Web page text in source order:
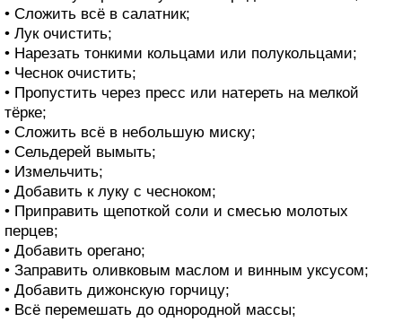
• Сложить всё в салатник;
• Лук очистить;
• Нарезать тонкими кольцами или полукольцами;
• Чеснок очистить;
• Пропустить через пресс или натереть на мелкой
тёрке;
• Сложить всё в небольшую миску;
• Сельдерей вымыть;
• Измельчить;
• Добавить к луку с чесноком;
• Приправить щепоткой соли и смесью молотых
перцев;
• Добавить орегано;
• Заправить оливковым маслом и винным уксусом;
• Добавить дижонскую горчицу;
• Всё перемешать до однородной массы;